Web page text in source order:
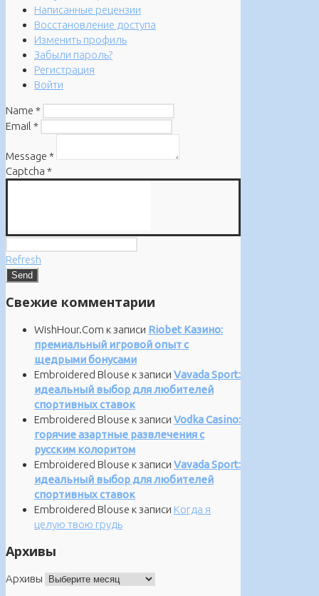
Написанные рецензии
Восстановление доступа
Изменить профиль
Забыли пароль?
Регистрация
Войти
Name *
Email *
Message *
Captcha *
Refresh
Свежие комментарии
WishHour.Com к записи Riobet Казино:
премиальный игровой опыт с
щедрыми бонусами
Embroidered Blouse к записи Vavada Sport:
идеальный выбор для любителей
спортивных ставок
Embroidered Blouse к записи Vodka Casino:
горячие азартные развлечения с
русским колоритом
Embroidered Blouse к записи Vavada Sport:
идеальный выбор для любителей
спортивных ставок
Embroidered Blouse к записи Когда я
целую твою грудь
Архивы
Архивы